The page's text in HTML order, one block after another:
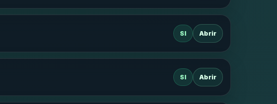
SI Abrir
SI Abrir